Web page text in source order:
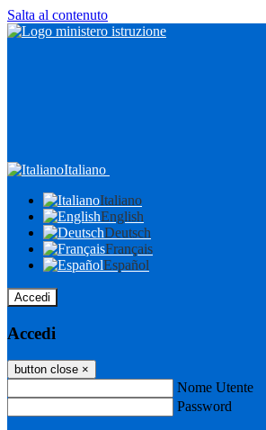
Salta al contenuto
Italiano
Italiano
English
Deutsch
Français
Español
Accedi
Accedi
button close ×
Nome Utente
Password